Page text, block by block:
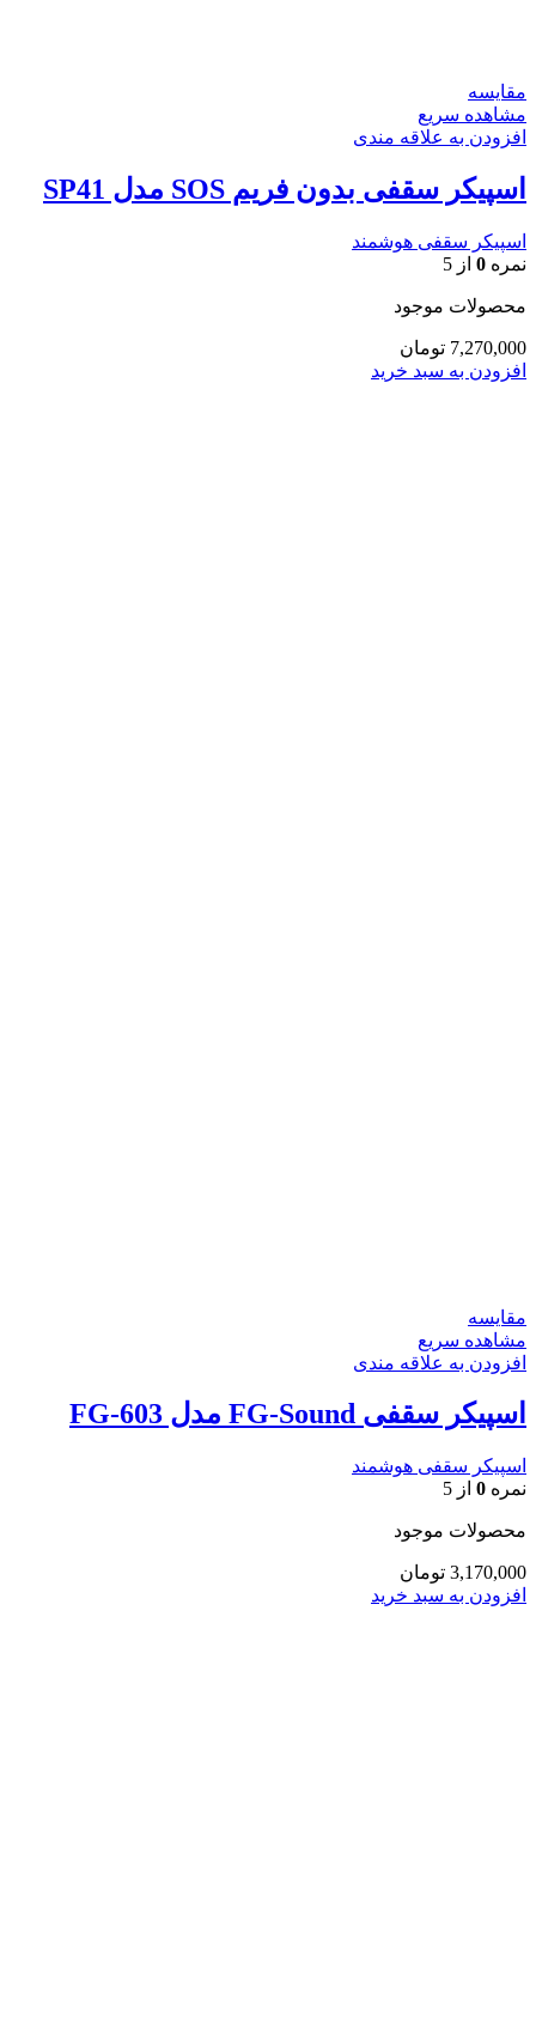
مقایسه
مشاهده سریع
افزودن به علاقه مندی
اسپیکر سقفی بدون فریم SOS مدل SP41
اسپیکر سقفی هوشمند
نمره 0 از 5
محصولات موجود
7,270,000 تومان
افزودن به سبد خرید
مقایسه
مشاهده سریع
افزودن به علاقه مندی
اسپیکر سقفی FG-Sound مدل FG-603
اسپیکر سقفی هوشمند
نمره 0 از 5
محصولات موجود
3,170,000 تومان
افزودن به سبد خرید